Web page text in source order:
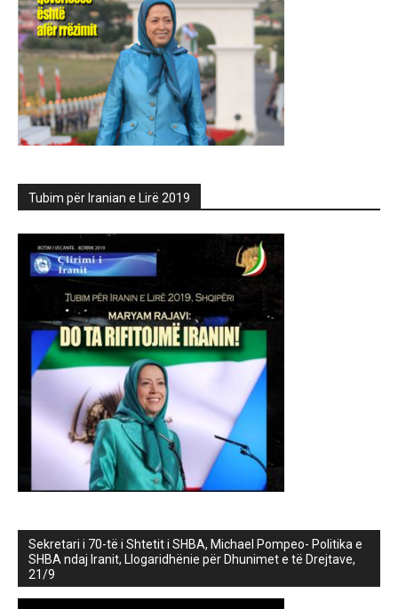
Tubim për Iranian e Lirë 2019
Sekretari i 70-të i Shtetit i SHBA, Michael Pompeo- Politika e
SHBA ndaj Iranit, Llogaridhënie për Dhunimet e të Drejtave,
21/9